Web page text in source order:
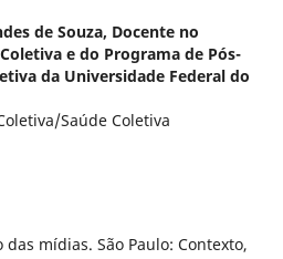
de Souza, Docente no
e do Programa de Pós-
da Universidade Federal do
Saúde Coletiva
das mídias. São Paulo: Contexto,